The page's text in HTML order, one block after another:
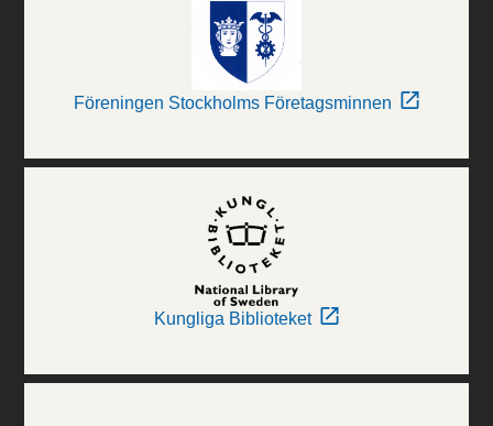
Föreningen Stockholms Företagsminnen
Kungliga Biblioteket